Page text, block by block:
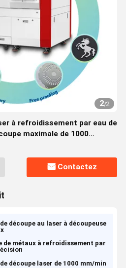
2/2
à refroidissement par eau de
maximale de 1000
Contactez
découpe au laser à découpeuse
de métaux à refroidissement par
découpe laser de 1000 mm/min